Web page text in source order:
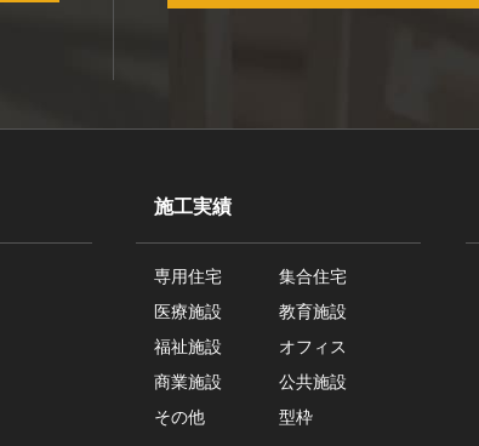
施工実績
専用住宅
集合住宅
医療施設
教育施設
福祉施設
オフィス
商業施設
公共施設
その他
型枠